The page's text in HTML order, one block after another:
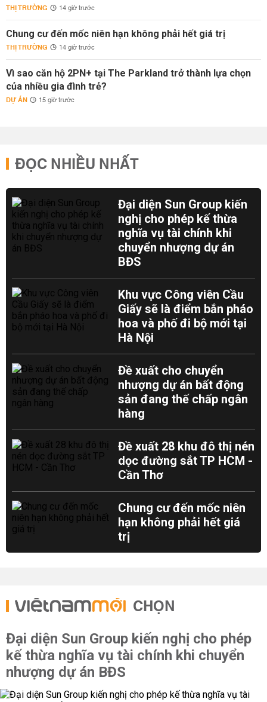
THỊ TRƯỜNG 14 giờ trước
Chung cư đến mốc niên hạn không phải hết giá trị
THỊ TRƯỜNG 14 giờ trước
Vì sao căn hộ 2PN+ tại The Parkland trở thành lựa chọn
của nhiều gia đình trẻ?
DỰ ÁN 15 giờ trước
ĐỌC NHIỀU NHẤT
Đại diện Sun Group kiến
nghị cho phép kế thừa
nghĩa vụ tài chính khi
chuyển nhượng dự án
BĐS
Khu vực Công viên Cầu
Giấy sẽ là điểm bắn pháo
hoa và phố đi bộ mới tại
Hà Nội
Đề xuất cho chuyển
nhượng dự án bất động
sản đang thế chấp ngân
hàng
Đề xuất 28 khu đô thị nén
dọc đường sắt TP HCM -
Cần Thơ
Chung cư đến mốc niên
hạn không phải hết giá
trị
CHỌN
Đại diện Sun Group kiến nghị cho phép
kế thừa nghĩa vụ tài chính khi chuyển
nhượng dự án BĐS